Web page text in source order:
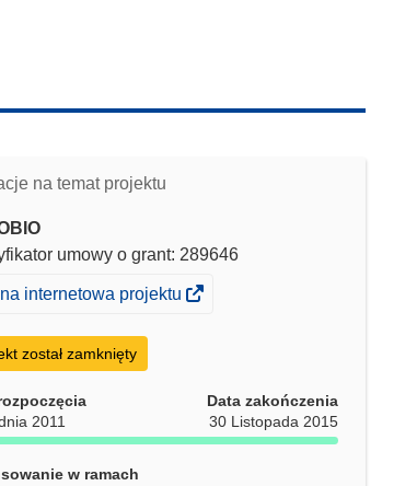
na temat projektu
umowy o grant: 289646
internetowa projektu
został zamknięty
2011
Data zakończenia
30 Listopada 2015
w ramach